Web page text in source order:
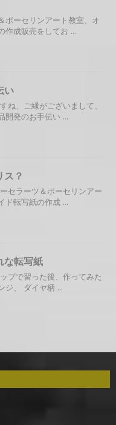
ポーセリンアート教室、オ
作成販売をしてお ...
い
ね、ご縁がございまして、
開発のお手伝い ...
ス？
セラーツ＆ポーセリンアー
ド転写紙の作成 ...
な転写紙
プで習った後、作ってみた
ジ、 ダイヤ柄 ...